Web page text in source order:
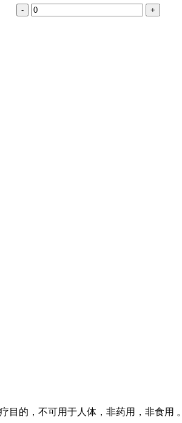
- +
的，不可用于人体，非药用，非食用 。